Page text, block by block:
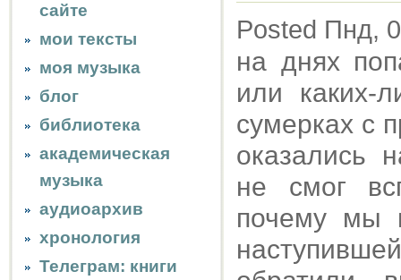
сайте
мои тексты
моя музыка
блог
библиотека
академическая
музыка
аудиоархив
хронология
Телеграм: книги
Posted Пнд,
на днях
или каких-
сумерках с
оказались
не смог
почему мы